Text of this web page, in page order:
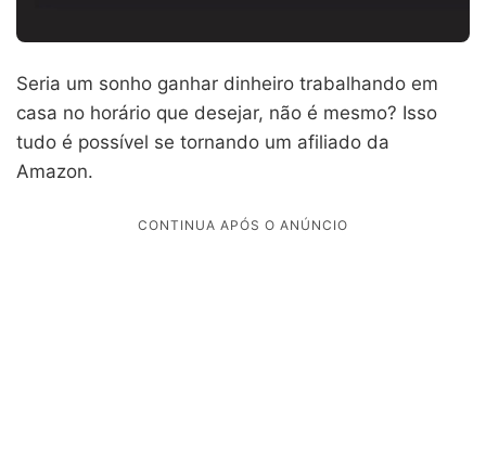
Seria um sonho ganhar dinheiro trabalhando em
casa no horário que desejar, não é mesmo? Isso
tudo é possível se tornando um afiliado da
Amazon.